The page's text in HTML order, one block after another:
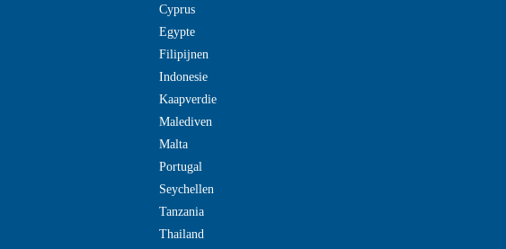
Cyprus
Egypte
Filipijnen
Indonesie
Kaapverdie
Malediven
Malta
Portugal
Seychellen
Tanzania
Thailand